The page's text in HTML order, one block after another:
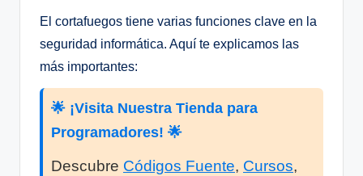
El cortafuegos tiene varias funciones clave en la
seguridad informática. Aquí te explicamos las
más importantes:
🌟 ¡Visita Nuestra Tienda para
Programadores! 🌟
Descubre Códigos Fuente, Cursos,